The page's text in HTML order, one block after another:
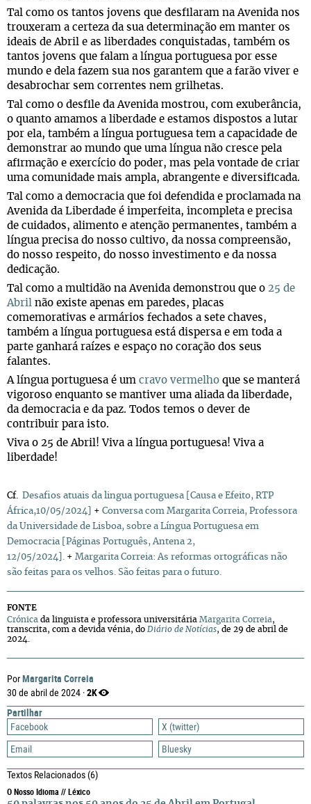
PorMargarita Correia
30 de abril de 2024 ·2K
Partilhar
Facebook
X (twitter)
Email
Bluesky
Textos Relacionados(6)
O Nosso Idioma // Léxico
Tal como os tantos jovens que desfilaram na Avenida nos
trouxeram a certeza da sua determinação em manter os
ideais de Abril e as liberdades conquistadas, também os
tantos jovens que falam a língua portuguesa por esse
mundo e dela fazem sua nos garantem que a farão viver e
desabrochar sem correntes nem grilhetas.
Tal como o desfile da Avenida mostrou, com exuberância,
o quanto amamos a liberdade e estamos dispostos a lutar
por ela, também a língua portuguesa tem a capacidade de
demonstrar ao mundo que uma língua não cresce pela
afirmação e exercício do poder, mas pela vontade de criar
uma comunidade mais ampla, abrangente e diversificada.
Tal como a democracia que foi defendida e proclamada na
Avenida da Liberdade é imperfeita, incompleta e precisa
de cuidados, alimento e atenção permanentes, também a
língua precisa do nosso cultivo, da nossa compreensão,
do nosso respeito, do nosso investimento e da nossa
dedicação.
Tal como a multidão na Avenida demonstrou que o 25 de
Abril não existe apenas em paredes, placas
comemorativas e armários fechados a sete chaves,
também a língua portuguesa está dispersa e em toda a
parte ganhará raízes e espaço no coração dos seus
falantes.
A língua portuguesa é um cravo vermelho que se manterá
vigoroso enquanto se mantiver uma aliada da liberdade,
da democracia e da paz. Todos temos o dever de
contribuir para isto.
Viva o 25 de Abril! Viva a língua portuguesa! Viva a
liberdade!
Cf. Desafios atuais da lingua portuguesa [Causa e Efeito, RTP
África,10/05/2024] + Conversa com Margarita Correia, Professora
da Universidade de Lisboa, sobre a Língua Portuguesa em
Democracia [Páginas Português, Antena 2,
12/05/2024]. + Margarita Correia: As reformas ortográficas não
são feitas para os velhos. São feitas para o futuro.
FONTE
Crónica da linguista e professora universitária Margarita Correia,
transcrita, com a devida vénia, do Diário de Notícias, de 29 de abril de
2024.